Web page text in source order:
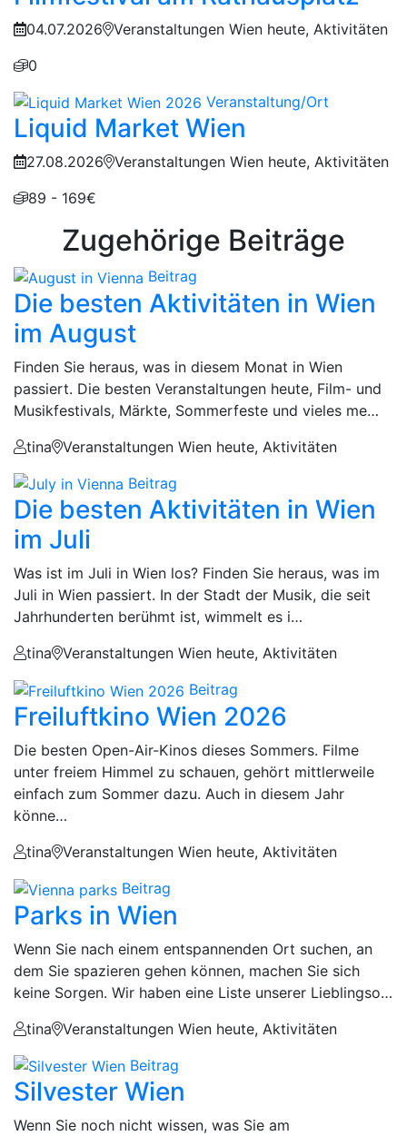
04.07.2026
Veranstaltungen Wien heute, Aktivitäten
0
Veranstaltung/Ort
Liquid Market Wien
27.08.2026
Veranstaltungen Wien heute, Aktivitäten
89 - 169€
Zugehörige Beiträge
Beitrag
Die besten Aktivitäten in Wien
im August
Finden Sie heraus, was in diesem Monat in Wien
passiert. Die besten Veranstaltungen heute, Film- und
Musikfestivals, Märkte, Sommerfeste und vieles me…
tina
Veranstaltungen Wien heute, Aktivitäten
Beitrag
Die besten Aktivitäten in Wien
im Juli
Was ist im Juli in Wien los? Finden Sie heraus, was im
Juli in Wien passiert. In der Stadt der Musik, die seit
Jahrhunderten berühmt ist, wimmelt es i…
tina
Veranstaltungen Wien heute, Aktivitäten
Beitrag
Freiluftkino Wien 2026
Die besten Open-Air-Kinos dieses Sommers. Filme
unter freiem Himmel zu schauen, gehört mittlerweile
einfach zum Sommer dazu. Auch in diesem Jahr
könne…
tina
Veranstaltungen Wien heute, Aktivitäten
Beitrag
Parks in Wien
Wenn Sie nach einem entspannenden Ort suchen, an
dem Sie spazieren gehen können, machen Sie sich
keine Sorgen. Wir haben eine Liste unserer Lieblingso…
tina
Veranstaltungen Wien heute, Aktivitäten
Beitrag
Silvester Wien
Wenn Sie noch nicht wissen, was Sie am